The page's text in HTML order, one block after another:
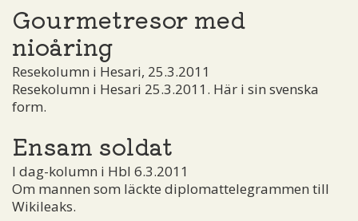
Gourmetresor med
nioåring
Resekolumn i Hesari, 25.3.2011
Resekolumn i Hesari 25.3.2011. Här i sin svenska
form.
Ensam soldat
I dag-kolumn i Hbl 6.3.2011
Om mannen som läckte diplomattelegrammen till
Wikileaks.